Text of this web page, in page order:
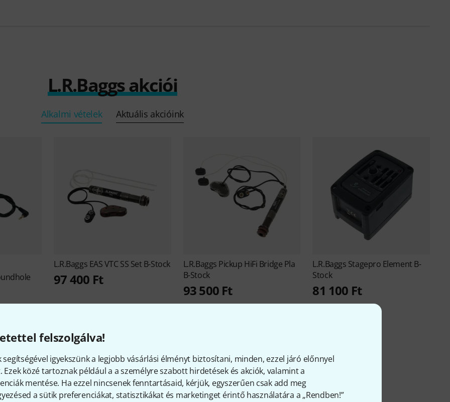
felszolgálva!
segítségével igyekszünk a legjobb vásárlási élményt biztosítani, minden, ezzel járó előnnyel
Ezek közé tartoznak például a a személyre szabott hirdetések és akciók, valamint a
mentése. Ha ezzel nincsenek fenntartásaid, kérjük, egyszerűen csak add meg
a sütik preferenciákat, statisztikákat és marketinget érintő használatára a „Rendben!”
L.R.Baggs akciói
Alkalmi vételek Aktuális akcióink
L.R.Baggs EAS VTC SS Set B-Stock
97 400 Ft
L.R.Baggs Pickup HiFi Bridge Pla
B-Stock
93 500 Ft
L.R.Baggs Stagepro Element B-
Stock
81 100 Ft
- érdekességek a cégről